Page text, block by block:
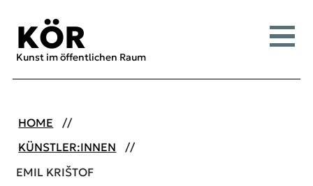
KÖR
Kunst im öffentlichen Raum
Menü
HOME
KÜNSTLER:INNEN
EMIL KRIŠTOF